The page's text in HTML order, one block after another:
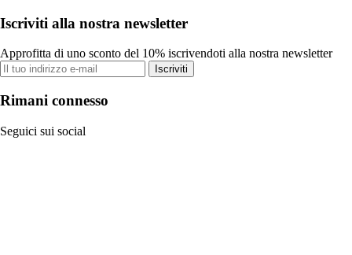
Iscriviti alla nostra newsletter
Approfitta di uno sconto del 10% iscrivendoti alla nostra newsletter
Iscriviti
Rimani connesso
Seguici sui social